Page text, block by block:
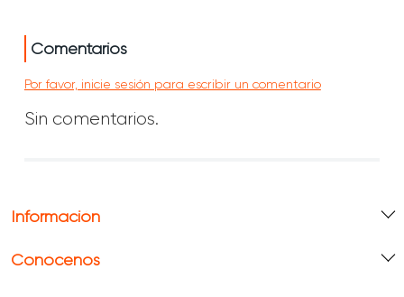
Comentarios
Por favor, inicie sesión para escribir un comentario
Sin comentarios.
Información
Conócenos